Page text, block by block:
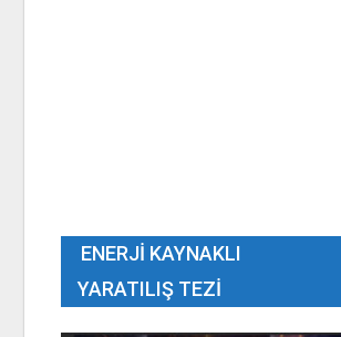
ENERJI KAYNAKLI
YARATILIŞ TEZI